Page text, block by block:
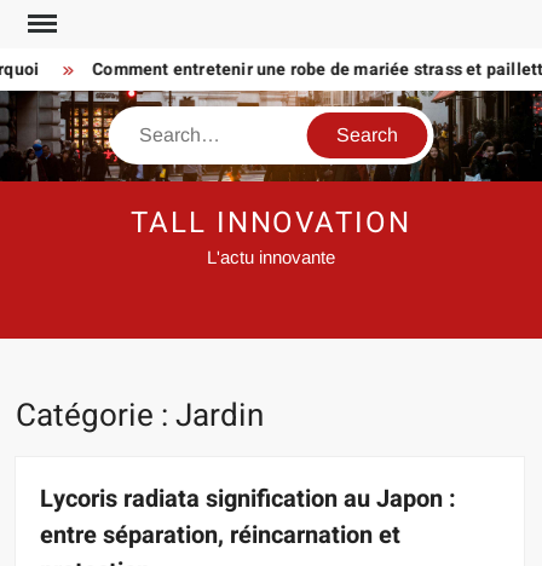
Skip
content Comment entretenir une robe de mariée strass et paillette
Search
TALL INNOVATION
L'actu innovante
Catégorie :Jardin
Lycoris radiata signification au Japon :
entre séparation, réincarnation et